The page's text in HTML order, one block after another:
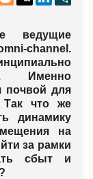
ведущие
channel.
Именно
почвой для
Так что же
динамику
на
за рамки
сбыт и